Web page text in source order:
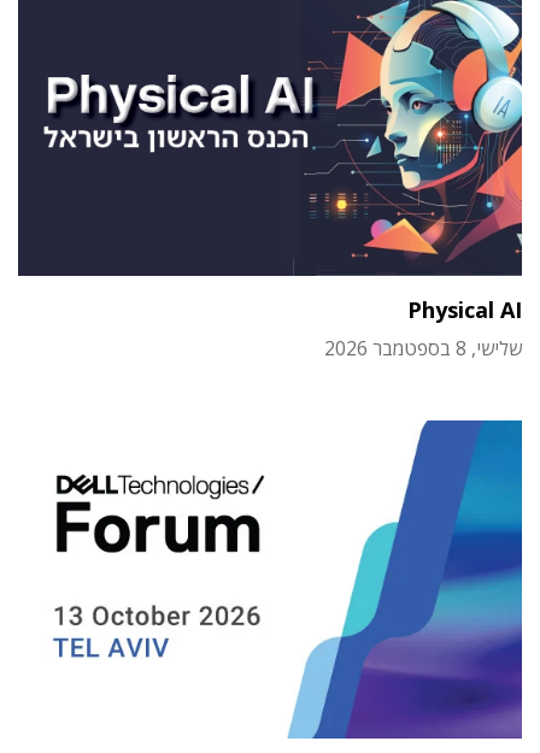
Physical AI
שלישי, 8 בספטמבר 2026